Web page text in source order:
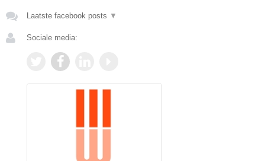
Laatste facebook posts ▼
Sociale media: